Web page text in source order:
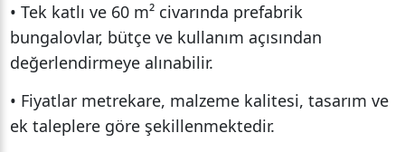
• Tek katlı ve 60 m² civarında prefabrik
bungalovlar, bütçe ve kullanım açısından
değerlendirmeye alınabilir.
• Fiyatlar metrekare, malzeme kalitesi, tasarım ve
ek taleplere göre şekillenmektedir.